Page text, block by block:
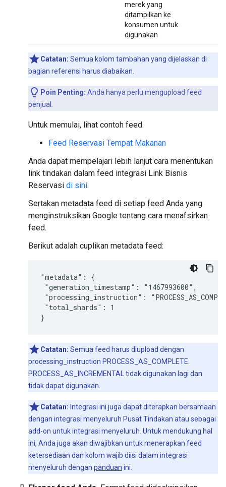
merek yang
ditampilkan ke
konsumen untuk
digunakan
Catatan: Semua kolom tambahan yang dijelaskan di
bagian referensi harus diabaikan.
Poin Penting: Anda hanya perlu mengupload feed
penjual.
Untuk memulai, lihat contoh feed
Feed Reservasi Tempat Makanan
Anda dapat mempelajari lebih lanjut cara menentukan
link tindakan dalam feed integrasi Link Bisnis
Reservasi di sini.
Sertakan metadata feed di setiap feed Anda yang
menginstruksikan Google tentang cara menafsirkan
feed.
Berikut adalah cuplikan metadata feed:
"metadata": {
"generation_timestamp": "1467993600",
"processing_instruction":
"total_shards": 1
}
Catatan: Semua feed harus diupload dengan
processing_instruction PROCESS_AS_COMPLETE.
PROCESS_AS_INCREMENTAL tidak digunakan lagi dan
tidak dapat digunakan.
Catatan: Integrasi ini juga dapat diterapkan bersamaan
dengan integrasi menyeluruh Pusat Tindakan atau sebagai
add-on untuk integrasi menyeluruh. Untuk mendukung hal
ini, Anda juga akan diwajibkan untuk menerapkan feed
ketersediaan dan kolom wajib diisi dalam integrasi
menyeluruh dengan panduan ini.